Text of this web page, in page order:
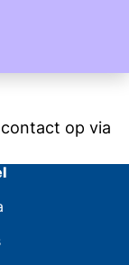
agenda
op via